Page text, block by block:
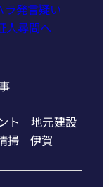
ラ発言疑い
人尋問へ